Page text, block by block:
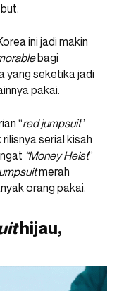
ini jadi makin
bagi
yang seketika jadi
pakai.
“red jumpsuit”
serial kisah
“Money Heist”
merah
orang pakai.
hijau,